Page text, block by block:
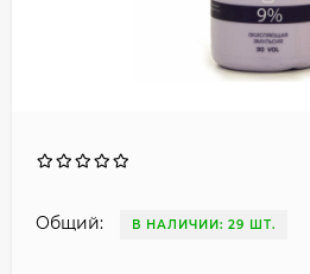
Общий: В НАЛИЧИИ: 29 ШТ.